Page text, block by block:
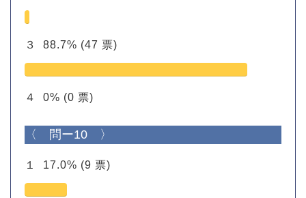
３ 88.7% (47 票)
４ 0% (0 票)
〈 問ー10 〉
１ 17.0% (9 票)